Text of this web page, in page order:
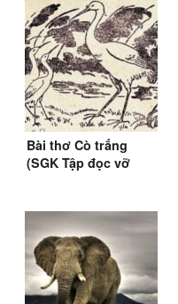
Bài thơ Cò trắng
(SGK Tập đọc vỡ